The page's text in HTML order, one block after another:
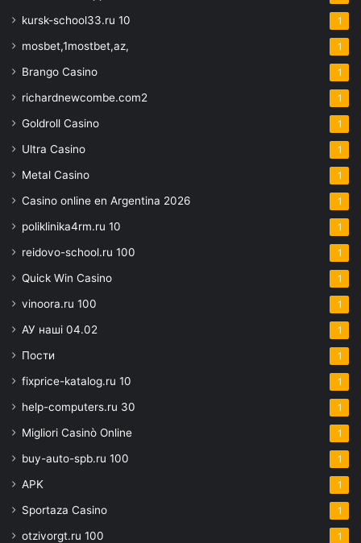
kursk-school33.ru 10 1
mosbet,1mostbet,az, 1
Brango Casino 1
richardnewcombe.com2 1
Goldroll Casino 1
Ultra Casino 1
Metal Casino 1
Casino online en Argentina 2026 1
poliklinika4rm.ru 10 1
reidovo-school.ru 100 1
Quick Win Casino 1
vinoora.ru 100 1
АУ наші 04.02 1
Пости 1
fixprice-katalog.ru 10 1
help-computers.ru 30 1
Migliori Casinò Online 1
buy-auto-spb.ru 100 1
APK 1
Sportaza Casino 1
otzivorgt.ru 100 1